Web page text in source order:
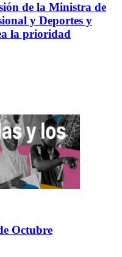
de la Ministra de
y Deportes y
la prioridad
Octubre